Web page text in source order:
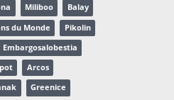
Miliboo Balay
du Monde Pikolin
Embargosalobestia
Arcos
Greenice